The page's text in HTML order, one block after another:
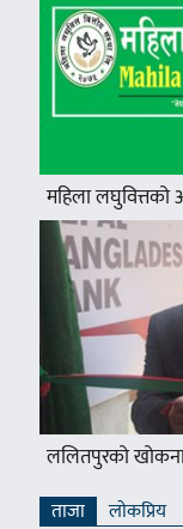
महिला
ललितपुरको
ताजा लाेकप्रिय